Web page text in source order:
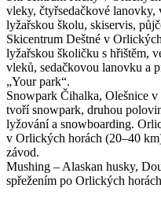
vleky, čtyřsedačkové
lyžařskou školu, skiservis,
Skicentrum Deštné v
lyžařskou školičku s hřištěm,
vleků, sedačkovou lanovku a
„Your park“.
Snowpark Čihalka, Olešnice
tvoří snowpark, druhou
lyžování a snowboarding.
v Orlických horách (20–40
závod.
Mushing – Alaskan husky,
spřežením po Orlických